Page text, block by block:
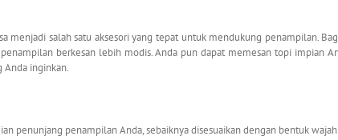
menjadi salah satu aksesori yang tepat untuk mendukung penampilan.
berkesan lebih modis. Anda pun dapat memesan topi impian
Anda inginkan.
penunjang penampilan Anda, sebaiknya disesuaikan dengan bentuk